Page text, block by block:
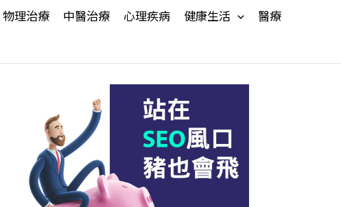
物理治療 中醫治療 心理疾病 健康生活
醫療